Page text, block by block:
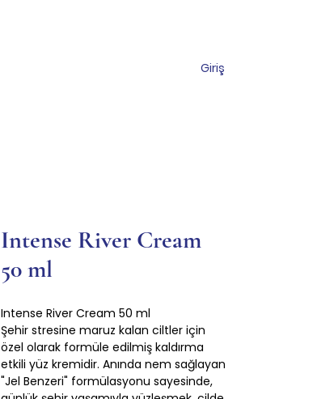
Giriş
Intense River Cream
50 ml
Intense River Cream 50 ml
Şehir stresine maruz kalan ciltler için
özel olarak formüle edilmiş kaldırma
etkili yüz kremidir. Anında nem sağlayan
"Jel Benzeri" formülasyonu sayesinde,